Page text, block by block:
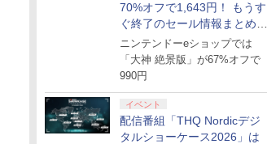
70%オフで1,643円！ もうす
ぐ終了のセール情報まとめ
【8月8日更新】
ニンテンドーeショップでは
「大神 絶景版」が67%オフで
990円
イベント
配信番組「THQ Nordicデジ
タルショーケース2026」は